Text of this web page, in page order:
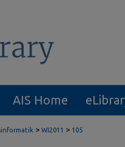
AIS Home
> WI2011 > 105